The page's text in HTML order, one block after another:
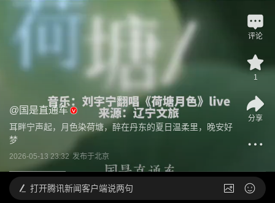
@ 国是直通车
耳畔宁声起，月色染荷塘，醉在丹东的夏日温柔里，晚安好
梦
2026-05-13 23:32 发布于北京
评论
1
分享
打开腾讯新闻客户端说两句